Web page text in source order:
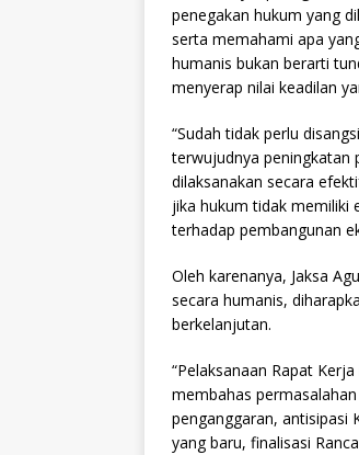
penegakan hukum yang
serta memahami apa
humanis bukan berarti
menyerap nilai keadilan
“Sudah tidak perlu
terwujudnya peningkatan
dilaksanakan secara
jika hukum tidak memiliki
terhadap pembangunan
Oleh karenanya, Jaksa
secara humanis,
berkelanjutan.
“Pelaksanaan Rapat
membahas
penganggaran, antisipasi
yang baru, finalisasi